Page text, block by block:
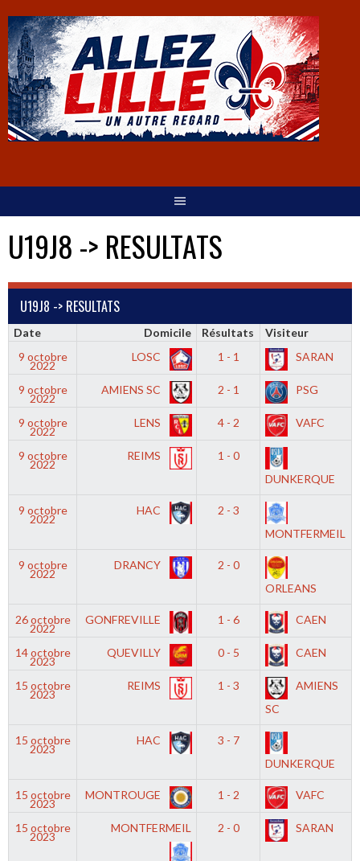
U19J8 -> RESULTATS
U19J8 -> RESULTATS
Date Domicile Résultats
Visiteur
9 octobre
2022
LOSC 1 - 1 SARAN
9 octobre
2022
AMIENS SC 2 - 1 PSG
9 octobre
2022
LENS 4 - 2 VAFC
9 octobre
2022
REIMS
1 - 0
DUNKERQUE
9 octobre
2022
HAC
2 - 3
MONTFERMEIL
9 octobre
2022
DRANCY
2 - 0
ORLEANS
26 octobre
2022
GONFREVILLE 1 - 6 CAEN
14 octobre
2023
QUEVILLY 0 - 5 CAEN
15 octobre
2023
REIMS 1 - 3
AMIENS
SC
15 octobre
2023
HAC
3 - 7
DUNKERQUE
15 octobre
2023
MONTROUGE 1 - 2 VAFC
15 octobre
2023
MONTFERMEIL 2 - 0 SARAN